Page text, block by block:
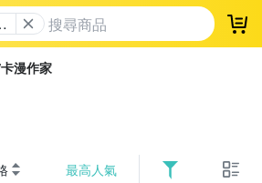
登
漫作家
最高人氣